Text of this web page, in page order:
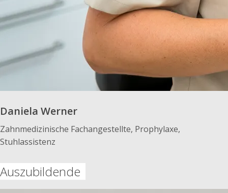
Daniela Werner
Zahnmedizinische Fachangestellte, Prophylaxe,
Stuhlassistenz
Auszubildende